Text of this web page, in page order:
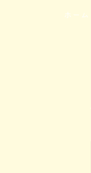
ホーム